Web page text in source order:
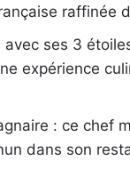
raffinée
avec ses 3
expérience
: ce chef
dans son